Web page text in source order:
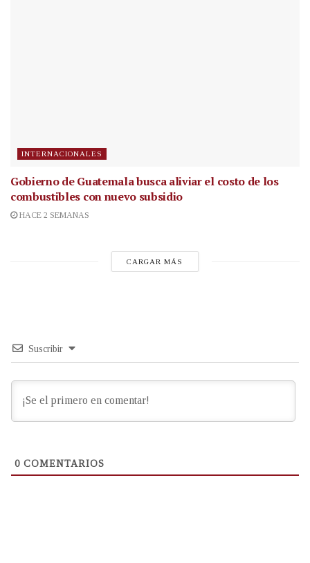
INTERNACIONALES
Gobierno de Guatemala busca aliviar el costo de los
combustibles con nuevo subsidio
HACE 2 SEMANAS
CARGAR MÁS
Suscribir
0 COMENTARIOS